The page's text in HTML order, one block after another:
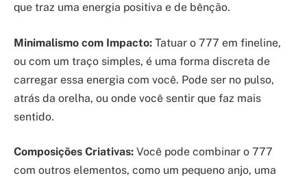
que traz uma energia positiva e de bênção.
Minimalismo com Impacto: Tatuar o 777 em fineline,
ou com um traço simples, é uma forma discreta de
carregar essa energia com você. Pode ser no pulso,
atrás da orelha, ou onde você sentir que faz mais
sentido.
Composições Criativas: Você pode combinar o 777
com outros elementos, como um pequeno anjo, uma